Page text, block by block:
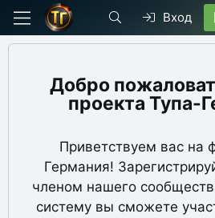
Вход
проекта Тупа-
Приветствуем вас на
Германия!
членом нашего
систему вы сможете